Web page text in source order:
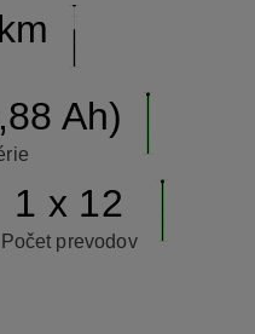
Ah)
1 x 12
Počet prevodov